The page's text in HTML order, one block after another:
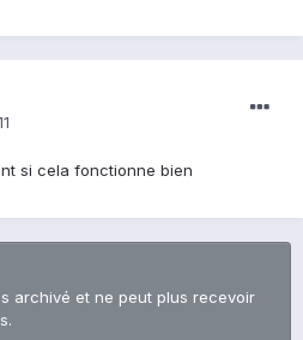
si cela fonctionne bien
archivé et ne peut plus recevoir